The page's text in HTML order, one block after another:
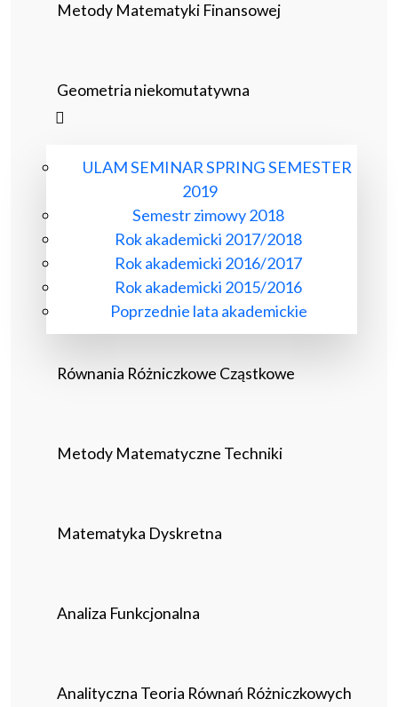
Metody Matematyki Finansowej
Geometria niekomutatywna
ULAM SEMINAR SPRING SEMESTER
2019
Semestr zimowy 2018
Rok akademicki 2017/2018
Rok akademicki 2016/2017
Rok akademicki 2015/2016
Poprzednie lata akademickie
Równania Różniczkowe Cząstkowe
Metody Matematyczne Techniki
Matematyka Dyskretna
Analiza Funkcjonalna
Analityczna Teoria Równań Różniczkowych